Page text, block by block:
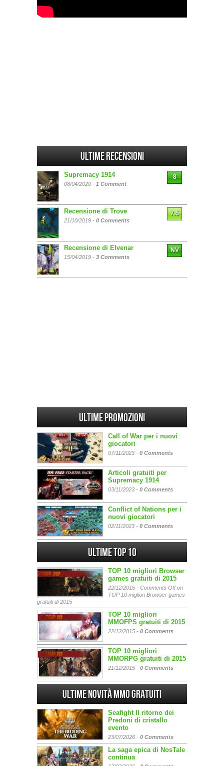
Ultime Recensioni
Supremacy 1914
08/04/2020 - 1 Comment
8
Recensione di Trove
21/10/2019 - 0 Comments
7.5
Recensione di Elvenar
15/04/2019 - 3 Comments
NV
Ultime promozioni
Call of War per i nuovi
giocatori
07/11/2023 - 0 Comments
Articoli gratuiti per
Supremacy 1914
03/11/2023 - 0 Comments
Conflict of Nations per i
nuovi giocatori
02/11/2023 - 0 Comments
Ultime Top 10
TOP 10 migliori Browser
games gratuiti di 2015
22/12/2015 - Comments Offon
TOP 10 migliori Browser games
gratuiti di 2015
TOP 10 migliori
MMOFPS gratuiti di 2015
22/12/2015 - 0 Comments
TOP 10 migliori
MMORPG gratuiti di 2015
21/12/2015 - 0 Comments
Ultime Novità MMO gratuiti
Seafight Il ritorno dei
Predoni di cristallo
evento
23/07/2026 - 0 Comments
La saga epica di NosTale
continua